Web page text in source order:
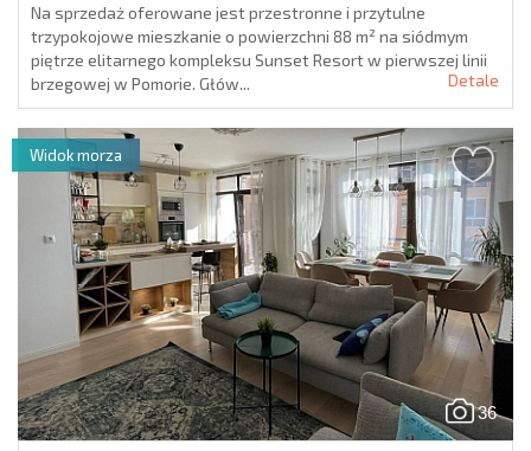
Na sprzedaż oferowane jest przestronne i przytulne
trzypokojowe mieszkanie o powierzchni 88 m² na siódmym
piętrze elitarnego kompleksu Sunset Resort w pierwszej linii
brzegowej w Pomorie. Głów...
Detale
36
Widok morza